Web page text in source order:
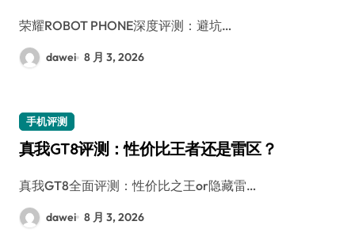
荣耀ROBOT PHONE深度评测：避坑…
dawei 8 月 3, 2026
手机评测
真我GT8评测：性价比王者还是雷区？
真我GT8全面评测：性价比之王or隐藏雷…
dawei 8 月 3, 2026